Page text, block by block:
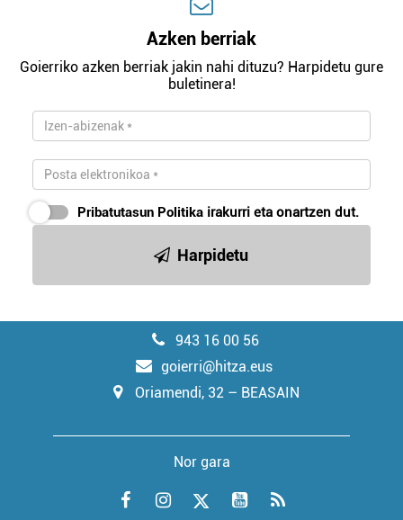
Azken berriak
Goierriko azken berriak jakin nahi dituzu? Harpidetu gure
buletinera!
Pribatutasun Politika irakurri eta onartzen dut.
Harpidetu
943 16 00 56
goierri@hitza.eus
Oriamendi, 32 – BEASAIN
Nor gara